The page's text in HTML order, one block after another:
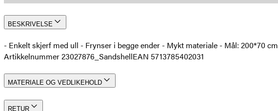
BESKRIVELSE
- Enkelt skjerf med ull - Frynser i begge ender - Mykt materiale - Mål: 200*70 cm
Artikkelnummer 23027876_SandshellEAN 5713785402031
MATERIALE OG VEDLIKEHOLD
RETUR